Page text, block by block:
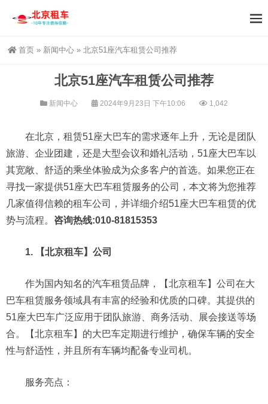
首页 » 新闻中心 » 北京51座汽车租赁公司推荐
北京51座汽车租赁公司推荐
新闻中心 2024年9月23日 下午10:06 1,042
在北京，租赁51座大巴车的需求逐年上升，无论是团队
旅游、企业团建，还是大型会议和婚礼活动，51座大巴车以
其宽敞、舒适的乘坐体验成为众多客户的首选。如果您正在
寻找一家提供51座大巴车租赁服务的公司，本文将为您推荐
几家值得信赖的租车公司，并详细介绍51座大巴车租赁的优
势与流程。 咨询热线:010-81815353
1. 【北京租车】公司
作为国内知名的汽车租赁品牌，【北京租车】公司在大
巴车租赁服务领域具有丰富的经验和优质的口碑。其提供的
51座大巴车广泛应用于团队旅游、商务活动、展会接送等场
合。【北京租车】的大巴车定期进行维护，确保车辆的安全
性与舒适性，并且所有车辆均配备专业司机。
服务亮点：